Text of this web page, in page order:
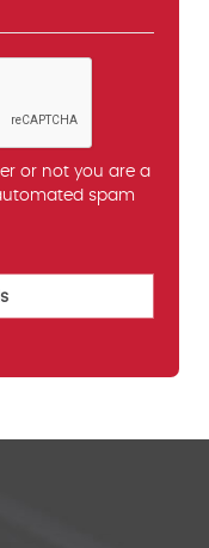
or not you are a
spam